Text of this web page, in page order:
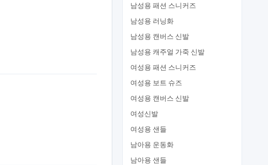
남성용 패션 스니커즈
남성용 러닝화
남성용 캔버스 신발
남성용 캐주얼 가죽 신발
여성용 패션 스니커즈
여성용 보트 슈즈
여성용 캔버스 신발
여성신발
여성용 샌들
남아용 운동화
남아용 샌들